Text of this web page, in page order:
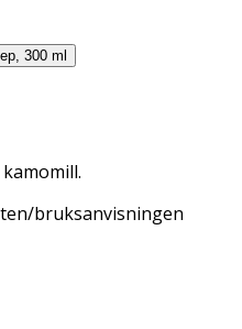
300 ml
bruksanvisningen